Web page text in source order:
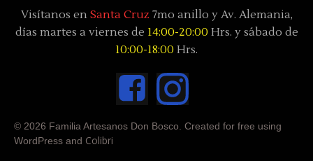
Visítanos en Santa Cruz7mo anillo y Av. Alemania,
días martes a viernes de 14:00-20:00 Hrs. y sábado de
10:00-18:00 Hrs.
© 2026 Familia Artesanos Don Bosco. Created for free using
WordPress and Colibri